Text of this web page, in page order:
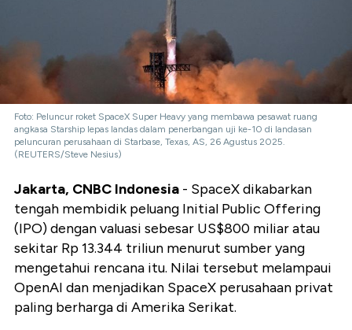
Foto: Peluncur roket SpaceX Super Heavy yang membawa pesawat ruang
angkasa Starship lepas landas dalam penerbangan uji ke-10 di landasan
peluncuran perusahaan di Starbase, Texas, AS, 26 Agustus 2025.
(REUTERS/Steve Nesius)
Jakarta, CNBC Indonesia - SpaceX dikabarkan
tengah membidik peluang Initial Public Offering
(IPO) dengan valuasi sebesar US$800 miliar atau
sekitar Rp 13.344 triliun menurut sumber yang
mengetahui rencana itu. Nilai tersebut melampaui
OpenAI dan menjadikan SpaceX perusahaan privat
paling berharga di Amerika Serikat.